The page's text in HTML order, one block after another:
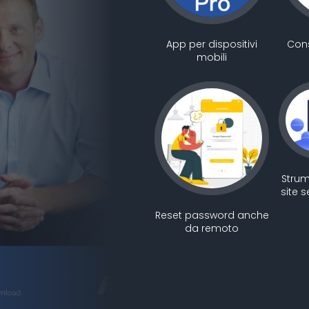
App per dispositivi
mobili
Reset password anche
da remoto
site